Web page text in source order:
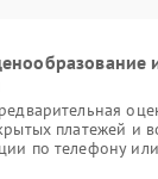
платежей и
по телефону